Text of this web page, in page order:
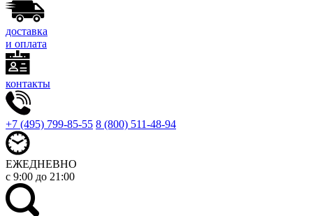
доставка
и оплата
контакты
+7 (495) 799-85-55 8 (800) 511-48-94
ЕЖЕДНЕВНО
с 9:00 до 21:00